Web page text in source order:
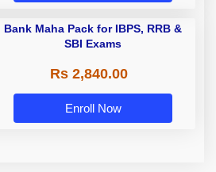
Bank Maha Pack for IBPS, RRB &
SBI Exams
Rs 2,840.00
Enroll Now